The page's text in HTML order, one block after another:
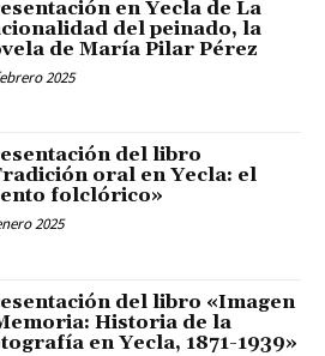
en Yecla de La
del peinado, la
de María Pilar Pérez
2025
del libro
oral en Yecla: el
folclórico»
2025
del libro «Imagen
Historia de la
en Yecla, 1871-1939»